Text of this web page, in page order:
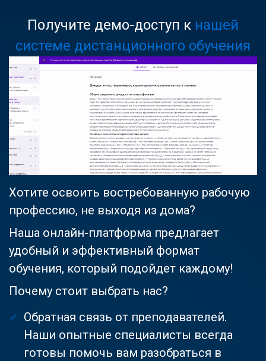
Получите демо-доступ к нашей
системе дистанционного обучения
Хотите освоить востребованную рабочую
профессию, не выходя из дома?
Наша онлайн-платформа предлагает
удобный и эффективный формат
обучения, который подойдет каждому!
Почему стоит выбрать нас?
Обратная связь от преподавателей.
Наши опытные специалисты всегда
готовы помочь вам разобраться в